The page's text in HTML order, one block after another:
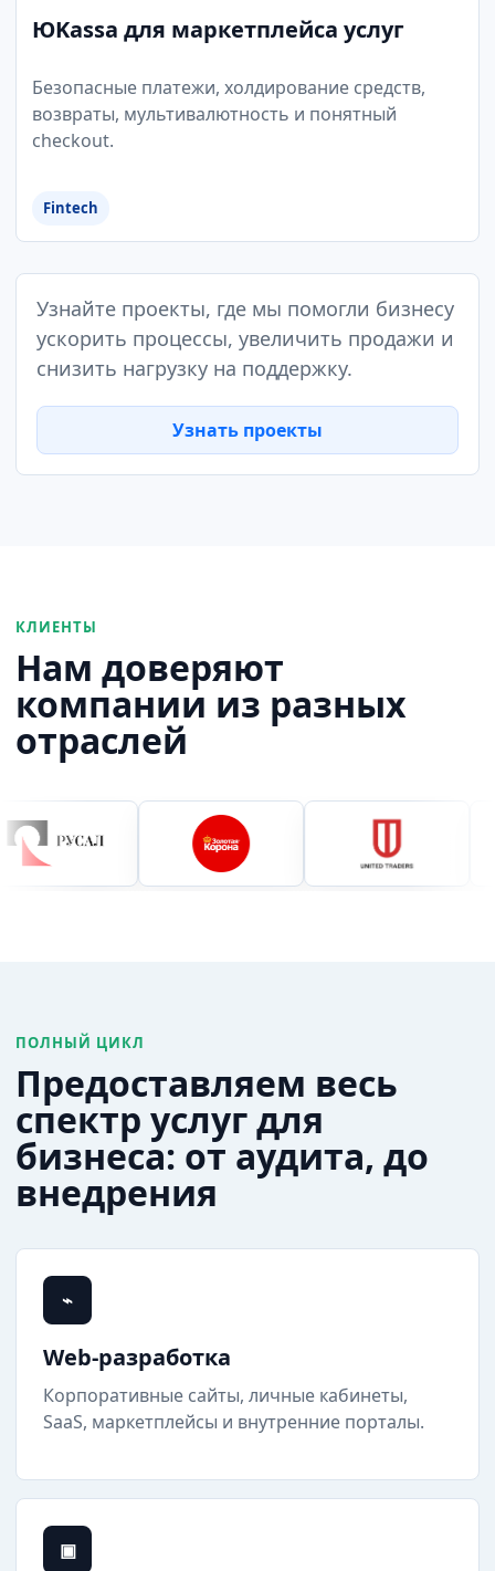
ЮKassa для маркетплейса услуг
Безопасные платежи, холдирование средств,
возвраты, мультивалютность и понятный
checkout.
Fintech
Узнайте проекты, где мы помогли бизнесу
ускорить процессы, увеличить продажи и
снизить нагрузку на поддержку.
Узнать проекты
КЛИЕНТЫ
Нам доверяют
компании из разных
отраслей
ПОЛНЫЙ ЦИКЛ
Предоставляем весь
спектр услуг для
бизнеса: от аудита, до
внедрения
⌁
Web-разработка
Корпоративные сайты, личные кабинеты,
SaaS, маркетплейсы и внутренние порталы.
▣